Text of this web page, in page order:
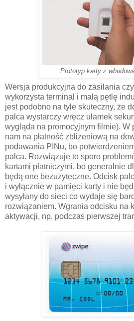
Prototyp karty z
Wersja produkcyjna do zasilania
wykorzysta terminal i małą pętlę
jest podobno na tyle skuteczny, że
palca wystarczy wręcz ułamek
wygląda na promocyjnym filmie). W
nam na płatność zbliżeniową na
podawania PINu, bo
palca. Rozwiązuje to sporo
kartami płatniczymi, bo generalnie
będą one bezużyteczne. Odcisk
i wyłącznie w pamięci karty i nie
wysyłany do sieci co wydaje się
rozwiązaniem. Wgrania odcisku na
aktywacji, np. podczas pierwszej